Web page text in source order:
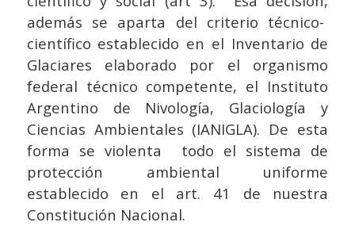
además se aparta del criterio técnico-
científico establecido en el Inventario de
Glaciares elaborado por el organismo
federal técnico competente, el Instituto
Argentino de Nivología, Glaciología y
Ciencias Ambientales (IANIGLA). De esta
forma se violenta todo el sistema de
protección ambiental uniforme
establecido en el art. 41 de nuestra
Constitución Nacional.